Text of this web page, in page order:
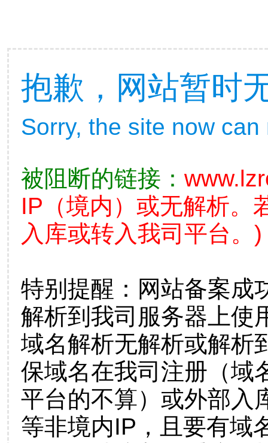
抱歉，网站暂时
Sorry, the site now
被阻断的链接：
IP（境内）或无解析。
入库或转入我司平台。)
特别提醒：网站备案成
解析到我司服务器上使
域名解析无解析或解析
保域名在我司注册（域
平台的不算）或外部入
等非境内IP，且要有域